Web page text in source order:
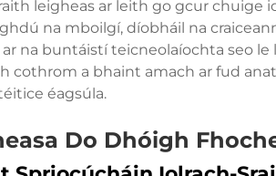
leigheas ar leith go gcur chuige
na mboilgí, díobháil na
na buntáistí teicneolaíochta seo le
cothrom a bhaint amach ar fud
éagsúla.
Do Dhóigh